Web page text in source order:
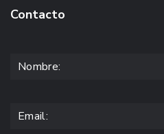
Contacto